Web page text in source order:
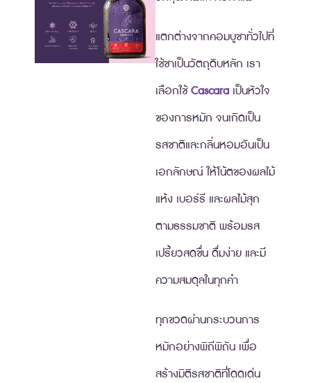
แตกต่างจากคอมบูชาทั่วไปที่
ใช้ชาเป็นวัตถุดิบหลัก เรา
เลือกใช้Cascara เป็นหัวใจ
ของการหมัก จนเกิดเป็น
รสชาติและกลิ่นหอมอันเป็น
เอกลักษณ์ ให้โน้ตของผลไม้
แห้ง เบอร์รี และผลไม้สุก
ตามธรรมชาติ พร้อมรส
เปรี้ยวสดชื่น ดื่มง่าย และมี
ความสมดุลในทุกคำ
ทุกขวดผ่านกระบวนการ
หมักอย่างพิถีพิถัน เพื่อ
สร้างมิติรสชาติที่โดดเด่น